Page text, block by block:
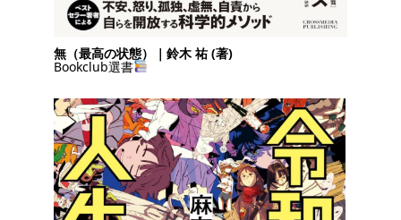
無（最高の状態）｜鈴木 祐 (著)
Bookclub選書